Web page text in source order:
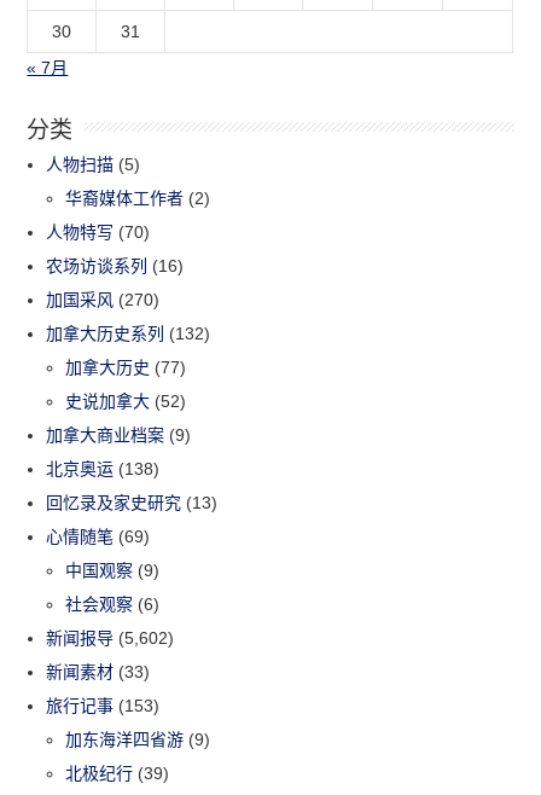
30
31
« 7月
分类
人物扫描 (5)
华裔媒体工作者 (2)
人物特写 (70)
农场访谈系列 (16)
加国采风 (270)
加拿大历史系列 (132)
加拿大历史 (77)
史说加拿大 (52)
加拿大商业档案 (9)
北京奥运 (138)
回忆录及家史研究 (13)
心情随笔 (69)
中国观察 (9)
社会观察 (6)
新闻报导 (5,602)
新闻素材 (33)
旅行记事 (153)
加东海洋四省游 (9)
北极纪行 (39)